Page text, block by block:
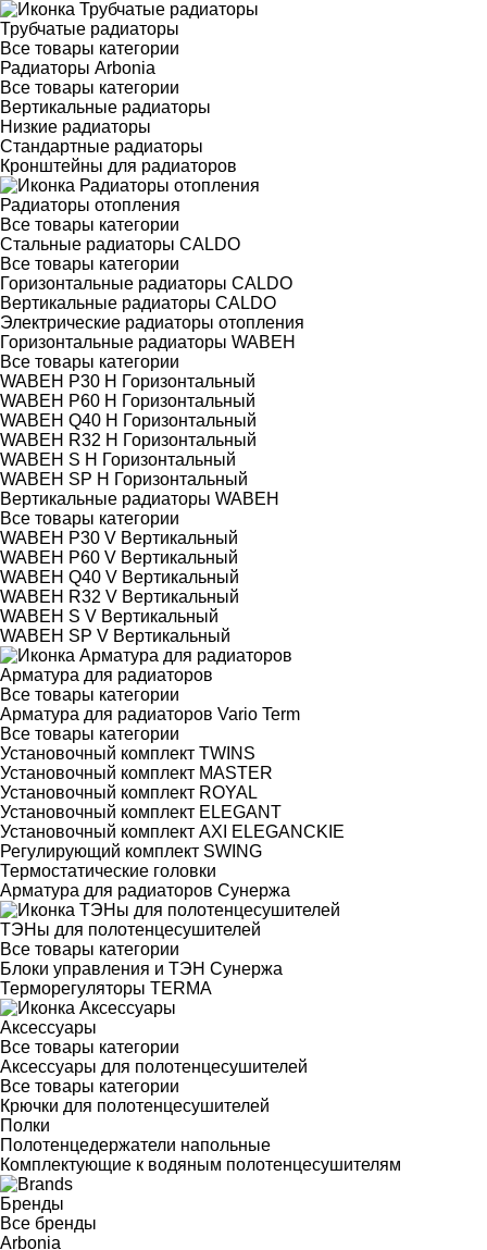
Трубчатые радиаторы
Все товары категории
Радиаторы Arbonia
Все товары категории
Вертикальные радиаторы
Низкие радиаторы
Стандартные радиаторы
Кронштейны для радиаторов
Радиаторы отопления
Все товары категории
Стальные радиаторы CALDO
Все товары категории
Горизонтальные радиаторы CALDO
Вертикальные радиаторы CALDO
Электрические радиаторы отопления
Горизонтальные радиаторы WABEH
Все товары категории
WABEH P30 H Горизонтальный
WABEH P60 H Горизонтальный
WABEH Q40 H Горизонтальный
WABEH R32 H Горизонтальный
WABEH S H Горизонтальный
WABEH SP H Горизонтальный
Вертикальные радиаторы WABEH
Все товары категории
WABEH P30 V Вертикальный
WABEH P60 V Вертикальный
WABEH Q40 V Вертикальный
WABEH R32 V Вертикальный
WABEH S V Вертикальный
WABEH SP V Вертикальный
Арматура для радиаторов
Все товары категории
Арматура для радиаторов Vario Term
Все товары категории
Установочный комплект TWINS
Установочный комплект MASTER
Установочный комплект ROYAL
Установочный комплект ELEGANT
Установочный комплект AXI ELEGANCKIE
Регулирующий комплект SWING
Термостатические головки
Арматура для радиаторов Сунержа
ТЭНы для полотенцесушителей
Все товары категории
Блоки управления и ТЭН Сунержа
Терморегуляторы TERMA
Аксессуары
Все товары категории
Аксессуары для полотенцесушителей
Все товары категории
Крючки для полотенцесушителей
Полки
Полотенцедержатели напольные
Комплектующие к водяным полотенцесушителям
Бренды
Все бренды
Arbonia